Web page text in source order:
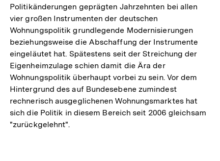
Politikänderungen geprägten Jahrzehnten bei allen
vier großen Instrumenten der deutschen
Wohnungspolitik grundlegende Modernisierungen
beziehungsweise die Abschaffung der Instrumente
eingeläutet hat. Spätestens seit der Streichung der
Eigenheimzulage schien damit die Ära der
Wohnungspolitik überhaupt vorbei zu sein. Vor dem
Hintergrund des auf Bundesebene zumindest
rechnerisch ausgeglichenen Wohnungsmarktes hat
sich die Politik in diesem Bereich seit 2006 gleichsam
"zurückgelehnt".